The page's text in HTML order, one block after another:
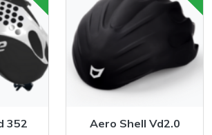
352
Aero Shell Vd2.0